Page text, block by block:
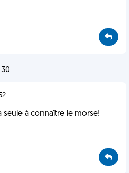
seule à connaître le morse!